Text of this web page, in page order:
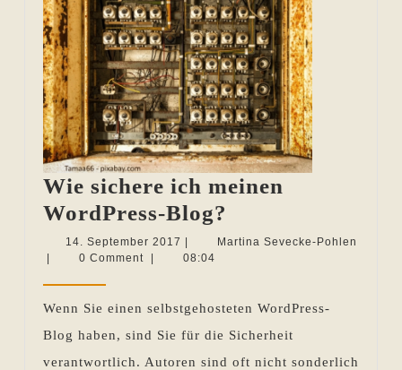
Wie sichere ich meinen
WordPress-Blog?
sichere
WordPress-
Blog?
14. September 2017 14.
September
Martina Sevecke-Pohlen
Martina
Pohlen
0 Comment 08:04
Wenn Sie einen selbstgehosteten WordPress-
Blog haben, sind Sie für die Sicherheit
verantwortlich. Autoren sind oft nicht sonderlich